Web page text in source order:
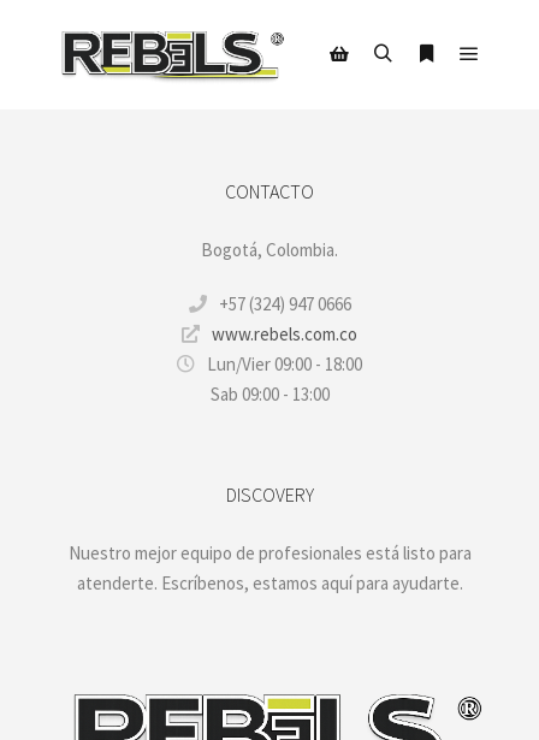
CONTACTO
Bogotá, Colombia.
+57 (324) 947 0666
www.rebels.com.co
Lun/Vier 09:00 - 18:00
Sab 09:00 - 13:00
DISCOVERY
Nuestro mejor equipo de profesionales está listo para
atenderte. Escríbenos, estamos aquí para ayudarte.